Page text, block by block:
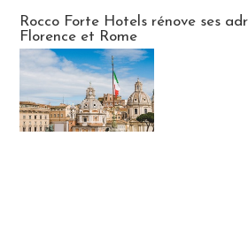
Rocco Forte Hotels rénove ses
Florence et Rome